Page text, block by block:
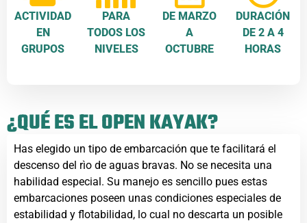
ACTIVIDAD
EN
GRUPOS
PARA
TODOS LOS
NIVELES
DE MARZO
A
OCTUBRE
DURACIÓN
DE 2 A 4
HORAS
¿QUÉ ES EL OPEN KAYAK?
Has elegido un tipo de embarcación que te facilitará el
descenso del rìo de aguas bravas. No se necesita una
habilidad especial. Su manejo es sencillo pues estas
embarcaciones poseen unas condiciones especiales de
estabilidad y flotabilidad, lo cual no descarta un posible